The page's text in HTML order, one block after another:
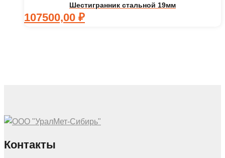
Шестигранник стальной 19мм
107500,00 ₽
Контакты